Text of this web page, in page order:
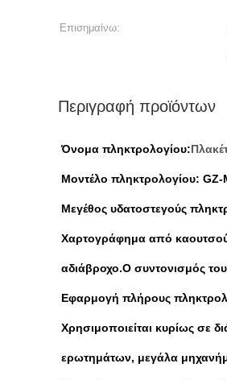
Επισημαίνω:
Περιγραφή προϊόντων
Όνομα πληκτρολογίου:
Μοντέλο πληκτρολογίου: GZ-
Μεγέθος υδατοστεγούς
Χαρτογράφημα από
αδιάβροχο.Ο συντονισμός
Εφαρμογή πλήρους
Χρησιμοποιείται κυρίως σε
ερωτημάτων, μεγάλα